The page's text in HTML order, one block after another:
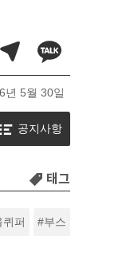
년 5월 30일
공지사항
태그
퀴퍼 부스